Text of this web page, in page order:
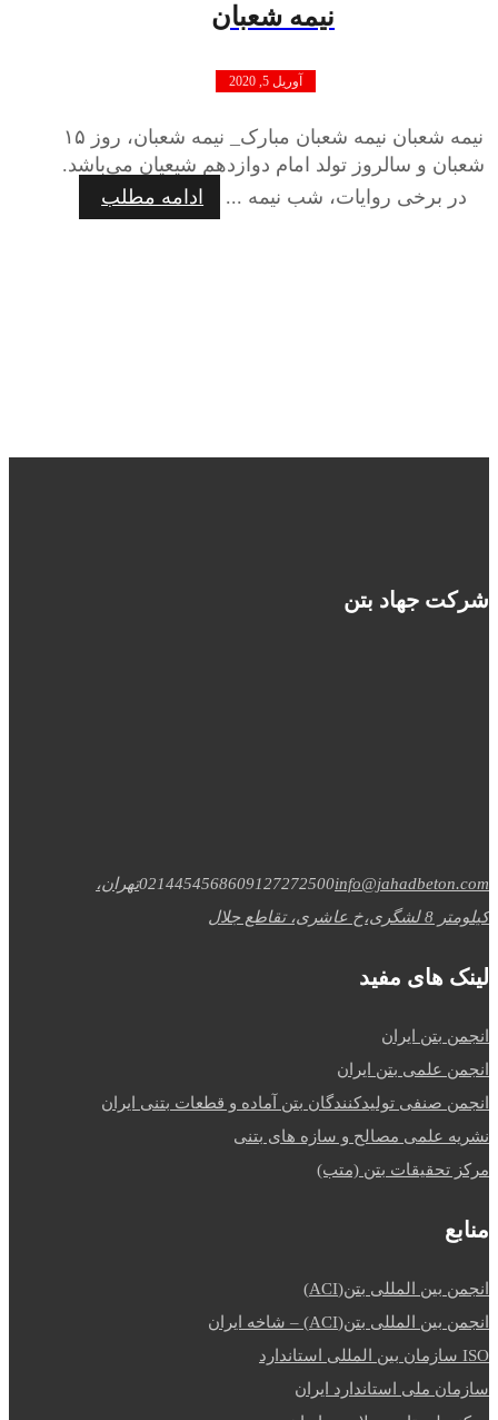
نیمه شعبان
آوریل 5, 2020
نیمه شعبان نیمه شعبان مبارک_ نیمه شعبان، روز ۱۵
شعبان و سالروز تولد امام دوازدهم شیعیان می‌باشد.
در برخی روایات، شب نیمه ...
ادامه مطلب
شرکت جهاد بتن
0214454568609127272500info@jahadbeton.com
تهران،
کیلومتر 8 لشگری،خ عاشری، تقاطع جلال
لینک های مفید
انجمن بتن ایران
انجمن علمی بتن ایران
انجمن صنفی تولیدکنندگان بتن آماده و قطعات بتنی ایران
نشریه علمی مصالح و سازه های بتنی
مرکز تحقیقات بتن (متب)
منابع
انجمن بین المللی بتن(ACI)
انجمن بین المللی بتن(ACI) – شاخه ایران
ISO سازمان بین المللی استاندارد
سازمان ملی استاندارد ایران